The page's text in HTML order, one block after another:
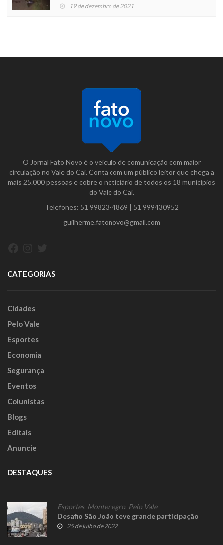
19 de dezembro de 2021
O Jornal Fato Novo é o veículo de comunicação com maior
circulação no Vale do Caí. Conta com um público leitor que chega a
mais 25.000 pessoas e cobre o noticiário de todos os 18 municípios
do Vale do Caí.
Telefones: 51 99823-4869 | 51 999430952
guilherme.fatonovo@gmail.com
CATEGORIAS
Cidades
Pelo Vale
Esportes
Economia
Segurança
Eventos
Colunistas
Blogs
Editais
Anuncie
DESTAQUES
Esportes, Montenegro Pelo Vale
Desafio São João teve grande participação
25 de julho de 2022